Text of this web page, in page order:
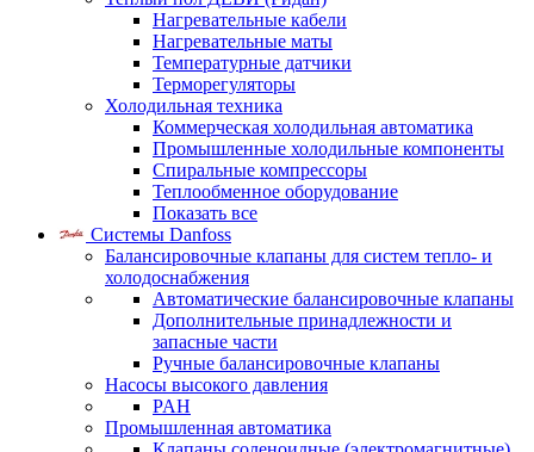
Нагревательные кабели
Нагревательные маты
Температурные датчики
Терморегуляторы
Холодильная техника
Коммерческая холодильная автоматика
Промышленные холодильные компоненты
Спиральные компрессоры
Теплообменное оборудование
Показать все
Системы Danfoss
Балансировочные клапаны для систем тепло- и
холодоснабжения
Автоматические балансировочные клапаны
Дополнительные принадлежности и
запасные части
Ручные балансировочные клапаны
Насосы высокого давления
PAH
Промышленная автоматика